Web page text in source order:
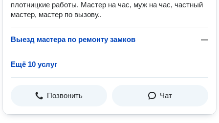
плотницкие работы. Мастер на час, муж на час, частный
мастер, мастер по вызову..
Выезд мастера по ремонту замков —
Ещё 10 услуг
Позвонить Чат